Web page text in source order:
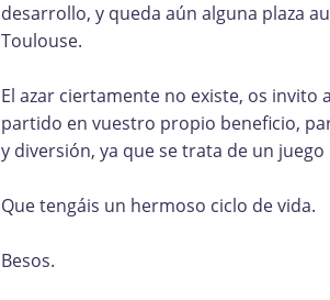
desarrollo, y queda aún alguna plaza
Toulouse.
El azar ciertamente no existe, os
partido en vuestro propio beneficio,
y diversión, ya que se trata de un
Que tengáis un hermoso ciclo de vida.
Besos.